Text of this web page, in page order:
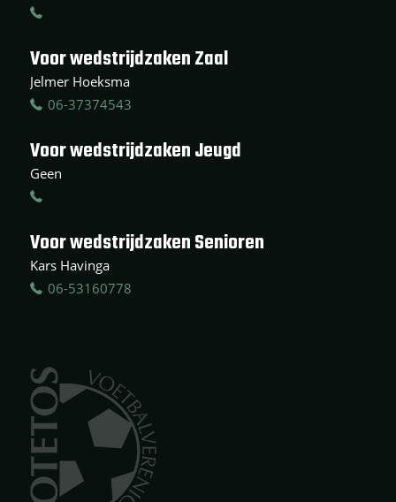
Voor wedstrijdzaken Zaal
Jelmer Hoeksma
06-37374543
Voor wedstrijdzaken Jeugd
Geen
Voor wedstrijdzaken Senioren
Kars Havinga
06-53160778